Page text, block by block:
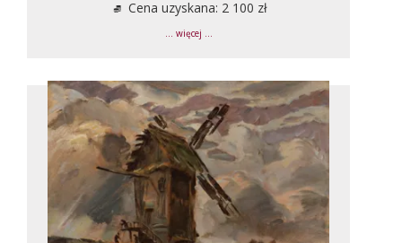
Cena uzyskana: 2 100 zł
... więcej ...